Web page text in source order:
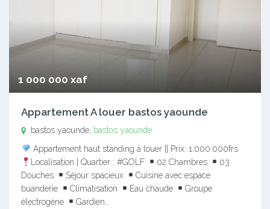
1 000 000 xaf
Appartement A louer bastos yaounde
bastos yaounde, bastos yaounde
Appartement haut standing à louer || Prix: 1.000.000frs
Localisation | Quartier : #GOLF
02 Chambres
03
Douches
Séjour spacieux
Cuisine avec espace
buanderie
Climatisation Eau chaude
Groupe
électrogène
Gardien…